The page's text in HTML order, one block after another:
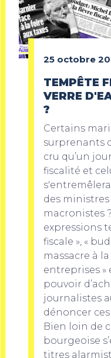
25 octobre
TEMPÊTE
VERRE
?
Certains
surprenants
cru qu’un
fiscalité et
des
macronistes
expressions
fiscale », «
massacre à
entreprises »
pouvoir
journalistes
dénoncer
Bien loin de
bourgeoise
titres